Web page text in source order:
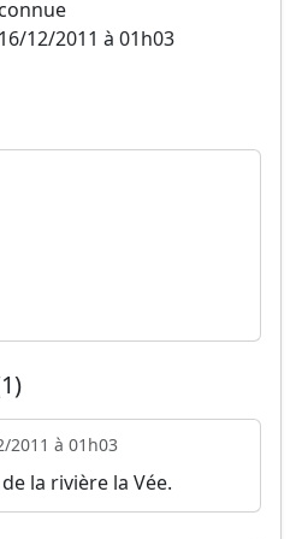
16/12/2011 à 01h03
2011 à 01h03
la rivière la Vée.